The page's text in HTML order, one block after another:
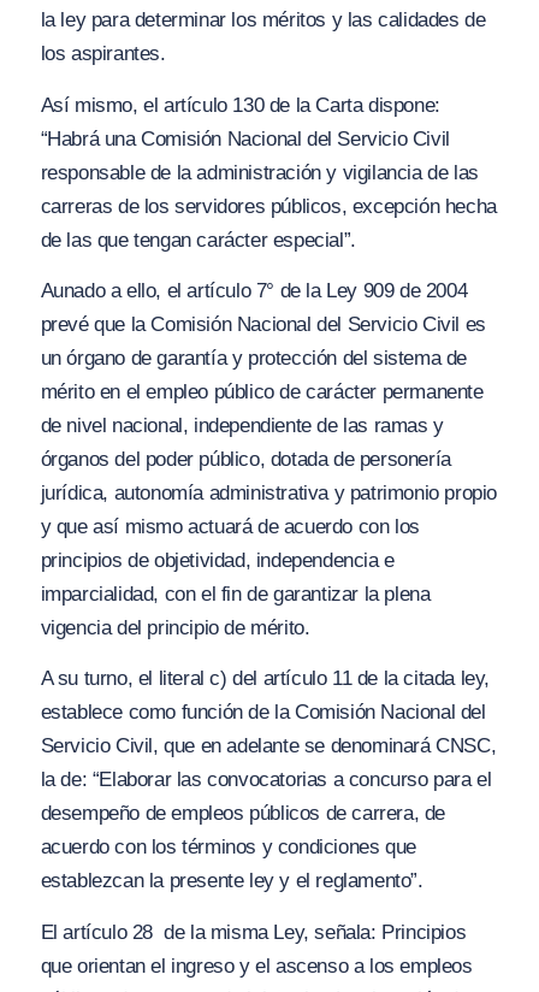
la ley para determinar los méritos y las calidades de
los aspirantes.
Así mismo, el artículo 130 de la Carta dispone:
“Habrá una Comisión Nacional del Servicio Civil
responsable de la administración y vigilancia de las
carreras de los servidores públicos, excepción hecha
de las que tengan carácter especial”.
Aunado a ello, el artículo 7° de la Ley 909 de 2004
prevé que la Comisión Nacional del Servicio Civil es
un órgano de garantía y protección del sistema de
mérito en el empleo público de carácter permanente
de nivel nacional, independiente de las ramas y
órganos del poder público, dotada de personería
jurídica, autonomía administrativa y patrimonio propio
y que así mismo actuará de acuerdo con los
principios de objetividad, independencia e
imparcialidad, con el fin de garantizar la plena
vigencia del principio de mérito.
A su turno, el literal c) del artículo 11 de la citada ley,
establece como función de la Comisión Nacional del
Servicio Civil, que en adelante se denominará CNSC,
la de: “Elaborar las convocatorias a concurso para el
desempeño de empleos públicos de carrera, de
acuerdo con los términos y condiciones que
establezcan la presente ley y el reglamento”.
El artículo 28 de la misma Ley, señala: Principios
que orientan el ingreso y el ascenso a los empleos